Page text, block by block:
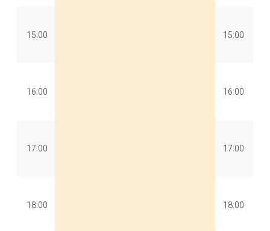
15:00 15:00
16:00 16:00
17:00 17:00
18:00 18:00